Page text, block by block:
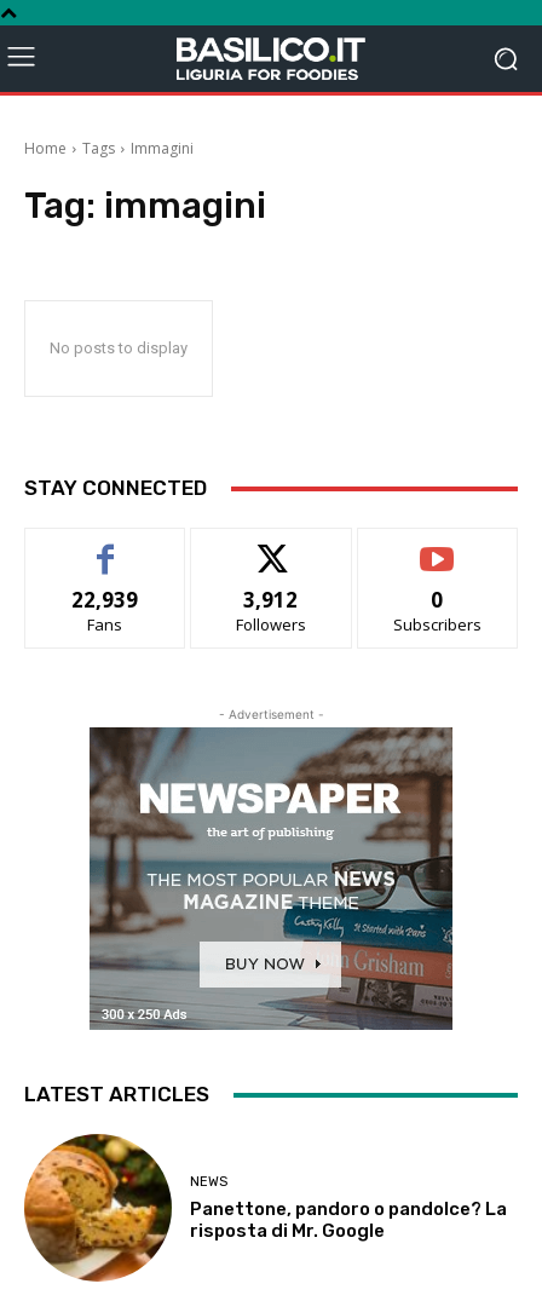
Home Tags Immagini
Tag: immagini
No posts to display
STAY CONNECTED
22,939
Fans
3,912
Followers
0
Subscribers
- Advertisement -
LATEST ARTICLES
NEWS
Panettone, pandoro o pandolce? La
risposta di Mr. Google